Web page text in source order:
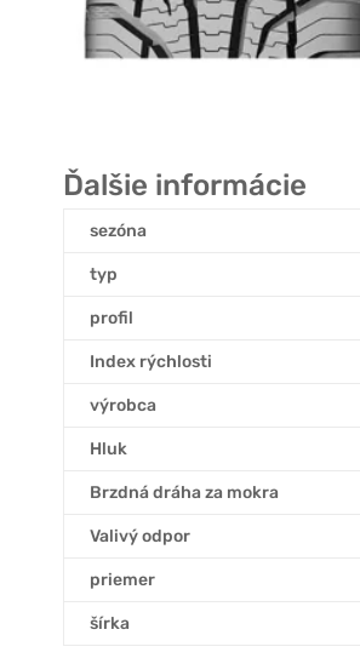
Ďalšie informácie
sezóna
typ
profil
Index rýchlosti
výrobca
Hluk
Brzdná dráha za mokra
Valivý odpor
priemer
šírka